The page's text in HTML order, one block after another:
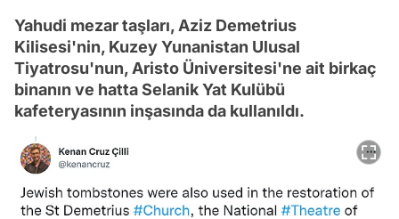
Yahudi mezar taşları, Aziz Demetrius
Kilisesi'nin, Kuzey Yunanistan Ulusal
Tiyatrosu'nun, Aristo Üniversitesi'ne ait birkaç
binanın ve hatta Selanik Yat Kulübü
kafeteryasının inşasında da kullanıldı.